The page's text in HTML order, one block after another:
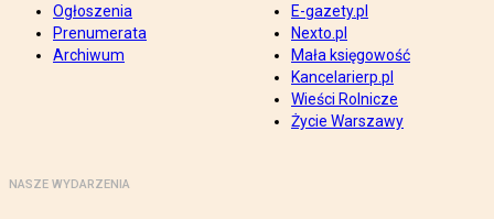
Ogłoszenia
Prenumerata
Archiwum
E-gazety.pl
Nexto.pl
Mała księgowość
Kancelarierp.pl
Wieści Rolnicze
Życie Warszawy
NASZE WYDARZENIA